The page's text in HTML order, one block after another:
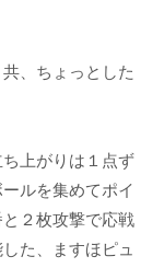
、ちょっとした
上がりは１点ず
ルを集めてポイ
２枚攻撃で応戦
た、ますほピュ